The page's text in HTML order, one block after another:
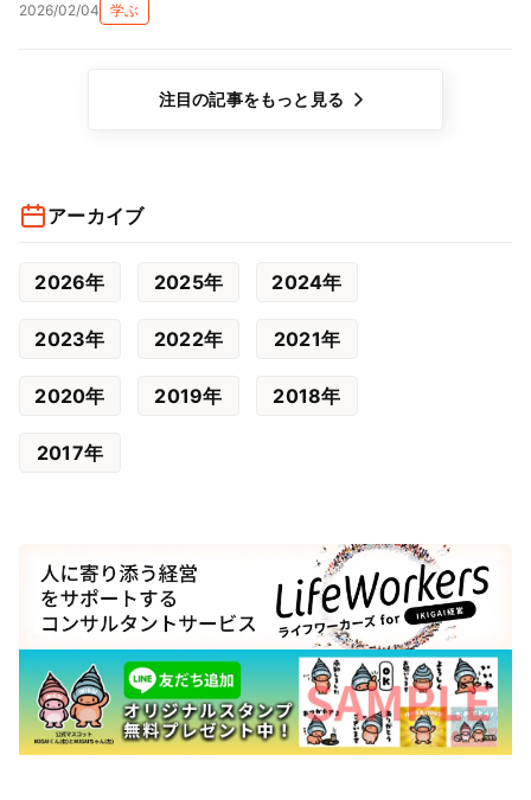
ない理由
2026/02/04 学ぶ
注目の記事をもっと見る
アーカイブ
2026年 2025年 2024年
2023年 2022年 2021年
2020年 2019年 2018年
2017年